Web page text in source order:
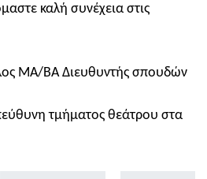
καλή συνέχεια στις
ΜΑ/ΒΑ Διευθυντής σπουδών
τμήματος θεάτρου στα